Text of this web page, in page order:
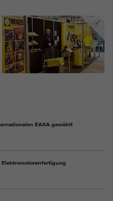
EASA gewählt
Elektromotorenfertigung